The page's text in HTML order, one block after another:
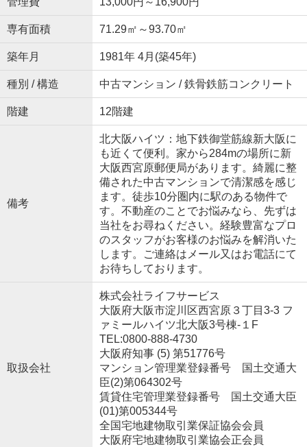
専有面積 71.29㎡～93.70㎡
築年月 1981年 4月(築45年)
種別 / 構造 中古マンション / 鉄骨鉄筋コンクリート
階建 12階建
備考
北大阪ハイツ：地下鉄御堂筋線新大阪に
も近くて便利。家から284mの場所に新
大阪西宮原郵便局があります。綺麗に整
備された中古マンションで清潔感を感じ
ます。徒歩10分圏内に駅のある物件で
す。不動産のことでお悩みなら、先ずは
当社をお尋ねください。経験豊富なプロ
のスタッフがお客様のお悩みを解消いた
します。ご連絡はメール又はお電話にて
お待ちしております。
取扱会社
株式会社ライフサービス
大阪府大阪市淀川区西宮原３丁目3-3 フ
ァミールハイツ北大阪3号棟-１F
TEL:0800-888-4730
大阪府知事 (5) 第51776号
マンション管理業登録番号 国土交通大
臣(2)第064302号
賃貸住宅管理業登録番号 国土交通大臣
(01)第005344号
全国宅地建物取引業保証協会会員
大阪府宅地建物取引業協会正会員